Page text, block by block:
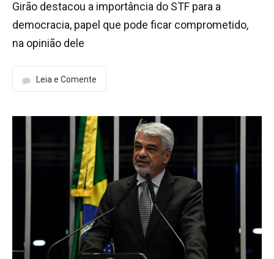
Girão destacou a importância do STF para a
democracia, papel que pode ficar comprometido,
na opinião dele
Leia e Comente